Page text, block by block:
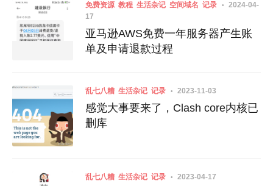
免费资源 教程 生活杂记 空间域名 记录
2024-04-
17
亚马逊AWS免费一年服务器产生账
单及申请退款过程
乱七八糟 生活杂记 记录 2023-11-03
感觉大事要来了，Clash core内核已
删库
乱七八糟 生活杂记 记录 2023-04-17